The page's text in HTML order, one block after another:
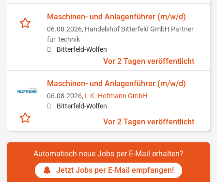
Maschinen- und Anlagenführer (m/w/d)
06.08.2026, Handelshof Bitterfeld GmbH Partner
für Technik
Bitterfeld-Wolfen
Vor 2 Tagen veröffentlicht
Maschinen- und Anlagenführer (m/w/d)
06.08.2026, I. K. Hofmann GmbH
Bitterfeld-Wolfen
Vor 2 Tagen veröffentlicht
Automatisch neue Jobs per E-Mail erhalten?
Jetzt Jobs per E-Mail empfangen!